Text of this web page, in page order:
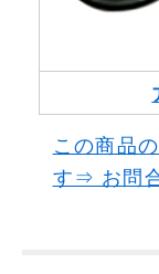
この商品
す⇒ お問